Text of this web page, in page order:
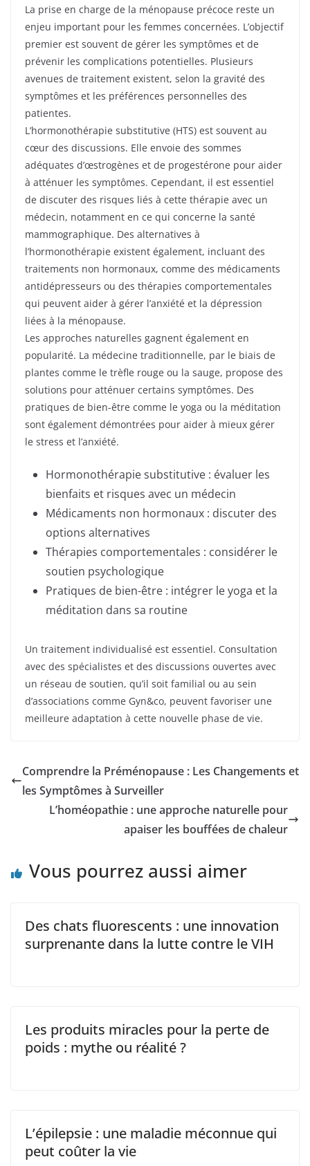
La prise en charge de la ménopause précoce reste un
enjeu important pour les femmes concernées. L’objectif
premier est souvent de gérer les symptômes et de
prévenir les complications potentielles. Plusieurs
avenues de traitement existent, selon la gravité des
symptômes et les préférences personnelles des
patientes.
L’hormonothérapie substitutive (HTS) est souvent au
cœur des discussions. Elle envoie des sommes
adéquates d’œstrogènes et de progestérone pour aider
à atténuer les symptômes. Cependant, il est essentiel
de discuter des risques liés à cette thérapie avec un
médecin, notamment en ce qui concerne la santé
mammographique. Des alternatives à
l’hormonothérapie existent également, incluant des
traitements non hormonaux, comme des médicaments
antidépresseurs ou des thérapies comportementales
qui peuvent aider à gérer l’anxiété et la dépression
liées à la ménopause.
Les approches naturelles gagnent également en
popularité. La médecine traditionnelle, par le biais de
plantes comme le trèfle rouge ou la sauge, propose des
solutions pour atténuer certains symptômes. Des
pratiques de bien-être comme le yoga ou la méditation
sont également démontrées pour aider à mieux gérer
le stress et l’anxiété.
Hormonothérapie substitutive : évaluer les
bienfaits et risques avec un médecin
Médicaments non hormonaux : discuter des
options alternatives
Thérapies comportementales : considérer le
soutien psychologique
Pratiques de bien-être : intégrer le yoga et la
méditation dans sa routine
Un traitement individualisé est essentiel. Consultation
avec des spécialistes et des discussions ouvertes avec
un réseau de soutien, qu’il soit familial ou au sein
d’associations comme Gyn&co, peuvent favoriser une
meilleure adaptation à cette nouvelle phase de vie.
Comprendre la Préménopause : Les Changements et
les Symptômes à Surveiller
L’homéopathie : une approche naturelle pour
apaiser les bouffées de chaleur
Vous pourrez aussi aimer
Des chats fluorescents : une innovation
surprenante dans la lutte contre le VIH
Les produits miracles pour la perte de
poids : mythe ou réalité ?
L’épilepsie : une maladie méconnue qui
peut coûter la vie